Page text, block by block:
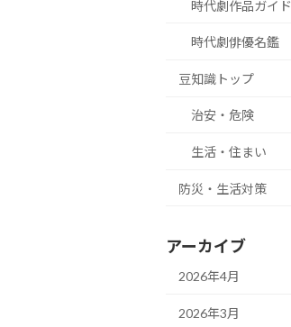
時代劇作品ガイド
時代劇俳優名鑑
豆知識トップ
治安・危険
生活・住まい
防災・生活対策
アーカイブ
2026年4月
2026年3月